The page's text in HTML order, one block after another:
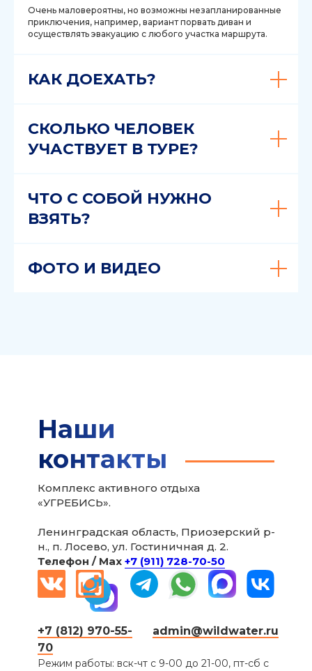
Очень маловероятны, но возможны незапланированные
приключения, например, вариант порвать диван и
осуществлять эвакуацию с любого участка маршрута.
КАК ДОЕХАТЬ?
СКОЛЬКО ЧЕЛОВЕК
УЧАСТВУЕТ В ТУРЕ?
ЧТО С СОБОЙ НУЖНО
ВЗЯТЬ?
ФОТО И ВИДЕО
+7 (812) 970-55-
70
admin@wildwater.ru
Комплекс активного отдыха
«УГРЕБИСЬ».
Ленинградская область, Приозерский р-
н., п. Лосево, ул. Гостиничная д. 2.
Телефон / Мax +7 (911) 728-70-50
Режим работы: вск-чт с 9-00 до 21-00, пт-сб с
Наши
контакты